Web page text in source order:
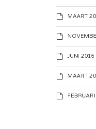
MAART
JUNI 2016
MAART